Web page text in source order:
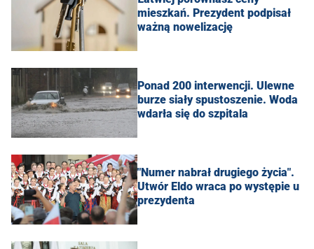
mieszkań. Prezydent podpisał
ważną nowelizację
Ponad 200 interwencji. Ulewne
burze siały spustoszenie. Woda
wdarła się do szpitala
"Numer nabrał drugiego życia".
Utwór Eldo wraca po występie u
prezydenta